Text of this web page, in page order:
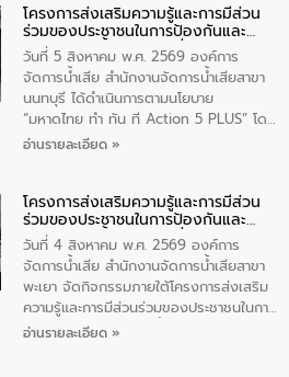
วัดสิงห์ จังหวัดชัยนาท โดยมีนายแสงชัย
สุขชื่น นายกเทศมนตรีตำบลวัดสิงห์ คณะผู้
บริหารเทศบาลตำบลวัดสิงห์ ผู้นำชุมชน และ
ประชาชนในพื้นที่เทศบาลตำบลวัดสิงก์ที่มี
ส่วนได้ส่วนเสียในโครงก่อสร้างศูนย์บริหาร
จัดการคุณภาพน้ำเทศบาลตำบลวัดสิงห์
จังหวัดชัยนาท ให้การต้อนรับ
โครงการส่งเสริมความรู้และการมีส่วน
ร่วมของประชาชนในการป้องกันและ
แก้ไขปัญหาน้ำเสียอย่างยั่งยืน
วันที่ 5 สิงหาคม พ.ศ. 2569 องค์การ
จัดการน้ำเสีย สำนักงานจัดการน้ำเสียสาขา
นนทบุรี ได้ดำเนินการตามนโยบาย
“มหาดไทย ทำ ทัน ที Action 5 PLUS” โดย
จัดโครงการส่งเสริมความรู้และการมีส่วน
“ชุมชนร่วมใจ น้ำใสยั่งยืน” ได้บรรยายให้
ความรู้เกี่ยวกับการจัดการน้ำเสียและการใช้
ถังดักไขมันให้แก่นักเรียนโรงเรียนวัดบ่อ
(นันทวิทยา) เทศบาลนครปากเกร็ด อำเภอ
ปากเกร็ด จังหวัดนนทบุรี จำนวน 30 คน
อ่านรายละเอียด »
โครงการส่งเสริมความรู้และการมีส่วน
ร่วมของประชาชนในการป้องกันและ
แก้ไขปัญหาน้ำเสียอย่างยั่งยืน
วันที่ 4 สิงหาคม พ.ศ. 2569 องค์การ
จัดการน้ำเสีย สำนักงานจัดการน้ำเสียสาขา
พะเยา จัดกิจกรรมภายใต้โครงการส่งเสริม
ความรู้และการมีส่วนร่วมของประชาชนในการ
ป้องกันและแก้ไขปัญหาน้ำเสียอย่างยั่งยืน
อ่านรายละเอียด »